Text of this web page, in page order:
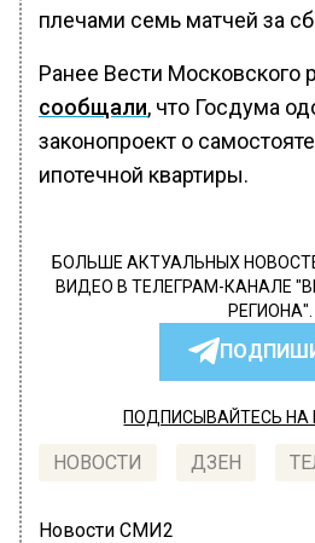
плечами семь матчей за
Ранее Вести Московского
сообщали, что Госдума
законопроект о
ипотечной квартиры.
БОЛЬШЕ АКТУАЛЬНЫХ
ВИДЕО В ТЕЛЕГРАМ-КАНАЛЕ
РЕГИОНА".
ПОДПИСЫВАЙТЕСЬ НА
НОВОСТИ ДЗЕН
Новости СМИ2